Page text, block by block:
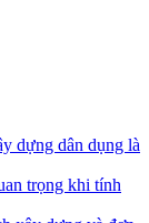
dựng dân dụng là
trọng khi tính